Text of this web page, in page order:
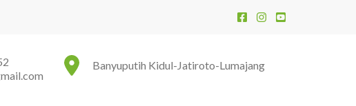
Banyuputih Kidul-Jatiroto-Lumajang